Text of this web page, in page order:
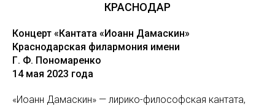
КРАСНОДАР
Концерт «Кантата «Иоанн Дамаскин»
Краснодарская филармония имени
Г. Ф. Пономаренко
14 мая 2023 года
«Иоанн Дамаскин» — лирико-философская кантата,